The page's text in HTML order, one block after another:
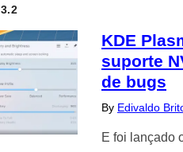
KDE
suporte
de bugs
By Edivaldo
E foi lançado